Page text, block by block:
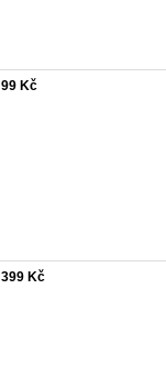
99 Kč
399 Kč